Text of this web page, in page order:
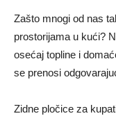
Zašto mnogi od nas
prostorijama u kući?
osećaj topline i
se prenosi
Zidne pločice za